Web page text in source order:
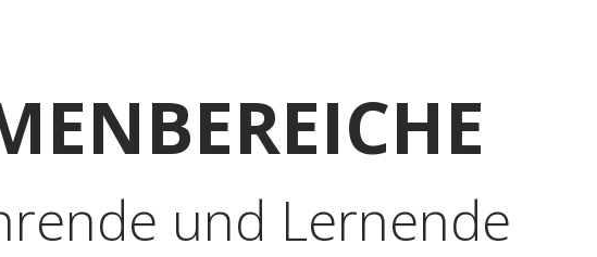
und Lernende